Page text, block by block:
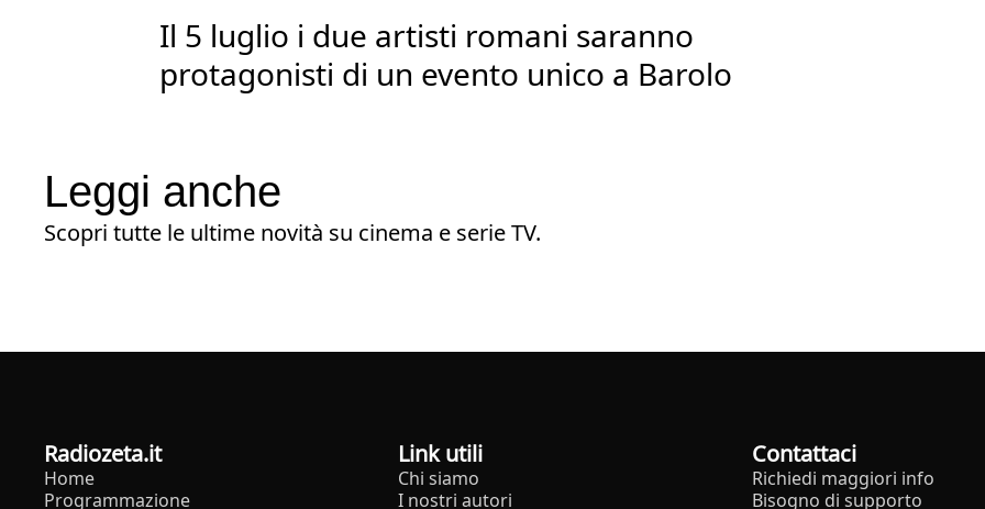
Il 5 luglio i due artisti romani saranno
protagonisti di un evento unico a Barolo
Leggi anche
Scopri tutte le ultime novità su cinema e serie TV.
radiozeta.it
Home
Programmazione
Link utili
Chi siamo
I nostri autori
Contattaci
Richiedi maggiori info
Bisogno di supporto